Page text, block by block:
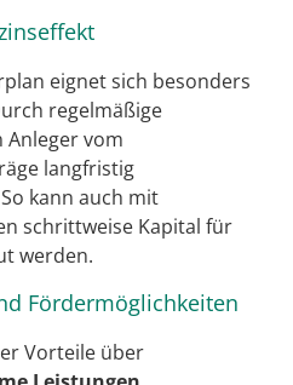
eignet sich besonders
regelmäßige
vom
langfristig
kann auch mit
schrittweise Kapital für
werden.
Fördermöglichkeiten
Vorteile über